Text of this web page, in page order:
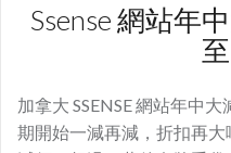
Ssense 網站年
加拿大 SSENSE 網站年中
期開始一減再減，折扣再